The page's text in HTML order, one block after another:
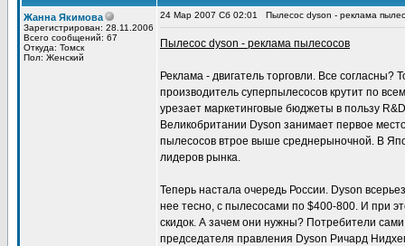
Жанна Якимова
Зарегистрирован: 28.11.2006
Всего сообщений: 67
Откуда: Томск
Пол: Женский
24 Мар 2007 Сб 02:01 Пылесос dyson - реклама
Пылесос dyson - реклама пылесосов
Реклама - двигатель торговли. Все согласны?
производитель суперпылесосов крутит по
урезает маркетинговые бюджеты в пользу
Великобритании Dyson занимает первое
пылесосов втрое выше среднерыночной. В
лидеров рынка.
Теперь настала очередь России. Dyson
нее тесно, с пылесосами по $400-800. И при
скидок. А зачем они нужны? Потребители
председателя правления Dyson Ричард